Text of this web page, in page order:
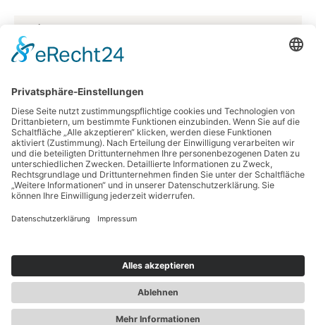
Farbe: taupe
Größe:
Material: Vliestapete
Unser Newsletter
Information
Bestellung